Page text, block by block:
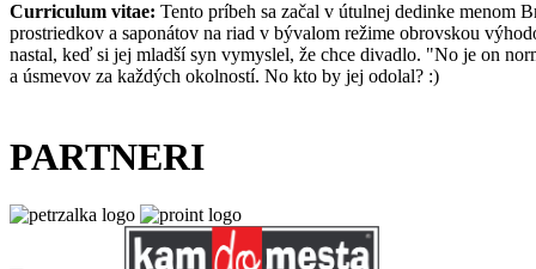
Curriculum vitae: Tento príbeh sa začal v útulnej dedinke menom
prostriedkov a saponátov na riad v bývalom režime obrovskou
nastal, keď si jej mladší syn vymyslel, že chce divadlo. "No je on
a úsmevov za každých okolností. No kto by jej odolal? :)
PARTNERI